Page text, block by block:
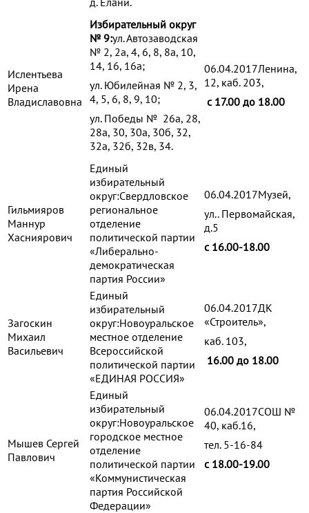
Ислентьева
Ирена
Владиславовна
Избирательный округ
№ 9:ул. Автозаводская
№ 2, 2а, 4, 6, 8, 8а, 10,
14, 16, 16а;
ул. Юбилейная № 2, 3,
4, 5, 6, 8, 9, 10;
ул. Победы № 26а, 28,
28а, 30, 30а, 30б, 32,
32а, 32б, 32в, 34.
06.04.2017Ленина,
12, каб. 203,
с 17.00 до 18.00
Гильмияров
Маннур
Хасниярович
Единый
избирательный
округ:Свердловское
региональное
отделение
политической партии
«Либерально-
демократическая
партия России»
06.04.2017Музей,
ул.. Первомайская,
д.5
с 16.00-18.00
Загоскин
Михаил
Васильевич
Единый
избирательный
округ:Новоуральское
местное отделение
Всероссийской
политической партии
«ЕДИНАЯ РОССИЯ»
06.04.2017ДК
«Строитель»,
каб. 103,
16.00 до 18.00
Мышев Сергей
Павлович
Единый
избирательный
округ:Новоуральское
городское местное
отделение
политической партии
«Коммунистическая
партия Российской
Федерации»
06.04.2017СОШ №
40, каб.16,
тел. 5-16-84
с 18.00-19.00